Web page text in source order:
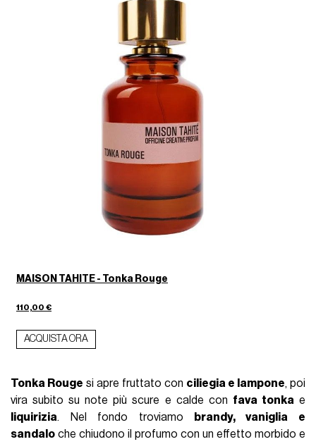
MAISON TAHITE - Tonka Rouge
110,00 €
ACQUISTA ORA
Tonka Rouge si apre fruttato con ciliegia e lampone, poi
vira subito su note più scure e calde con fava tonka e
liquirizia. Nel fondo troviamo
brandy, vaniglia e
sandalo che chiudono il profumo con un effetto morbido e